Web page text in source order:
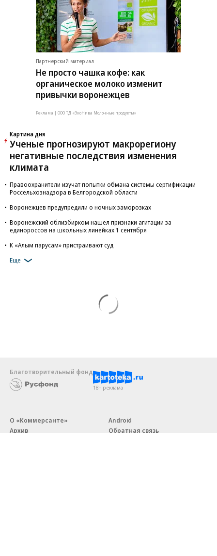
Партнерский материал
Не просто чашка кофе: как
органическое молоко изменит
привычки воронежцев
Реклама | ООО ТД «ЭкоНива Молочные продукты»
Картина дня
Ученые прогнозируют макрорегиону
негативные последствия изменения
климата
Правоохранители изучат попытки обмана системы сертификации
Россельхознадзора в Белгородской области
Воронежцев предупредили о ночных заморозках
Воронежский облизбирком нашел признаки агитации за
единороссов на школьных линейках 1 сентября
К «Алым парусам» пристраивают суд
Еще
Благотворительный фонд
18+ реклама
О «Коммерсанте»
Архив
Android
Обратная связь